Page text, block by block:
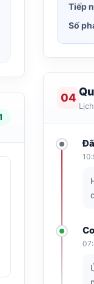
Tiếp
Số
04